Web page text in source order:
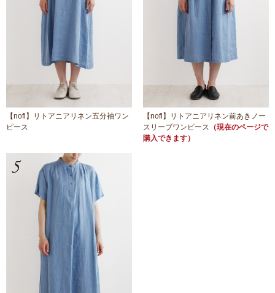
【nofl】リトアニアリネン五分袖ワン
ピース
【nofl】リトアニアリネン前あきノー
スリーブワンピース （現在のページで
購入できます）